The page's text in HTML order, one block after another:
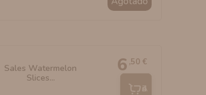
Sales Watermelon
Slices...
6 ,50 €
Añadir